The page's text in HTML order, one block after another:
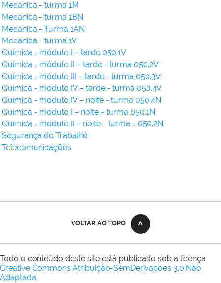
Mecânica - turma 1M
Mecânica - turma 1BN
Mecânica - Turma 1AN
Mecânica - turma 1V
Química - módulo I – tarde 050.1V
Química - módulo II – tarde - turma 050.2V
Química - módulo III – tarde - turma 050.3V
Química - módulo IV – tarde - turma 050.4V
Química - módulo IV – noite - turma 050.4N
Química - módulo I – noite - turma 050.1N
Química - módulo II – noite - turma - 050.2N
Segurança do Trabalho
Telecomunicações
VOLTAR AO TOPO
Todo o conteúdo deste site está publicado sob a licença
Creative Commons Atribuição-SemDerivações 3.0 Não
Adaptada.